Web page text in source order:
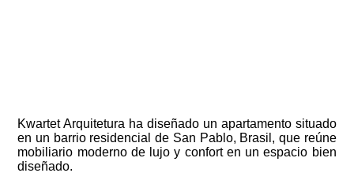
Kwartet Arquitetura ha diseñado un apartamento situado
en un barrio residencial de San Pablo, Brasil, que reúne
mobiliario moderno de lujo y confort en un espacio bien
diseñado.